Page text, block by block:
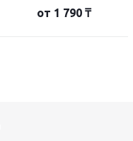
от 1 790 ₸